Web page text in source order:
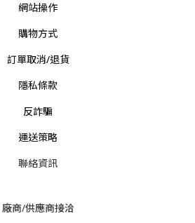
網站操作
購物方式
訂單取消/退貨
隱私條款
反詐騙
運送策略
聯絡資訊
廠商/供應商接洽